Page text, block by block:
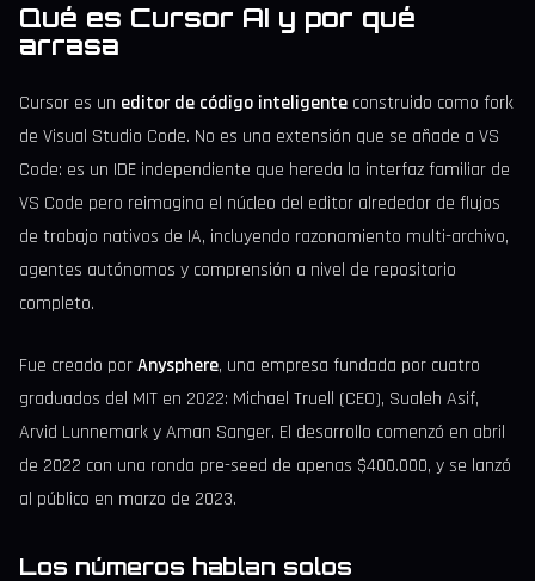
Qué es Cursor AI y por qué
arrasa
Cursor es un editor de código inteligente construido como fork
de Visual Studio Code. No es una extensión que se añade a VS
Code: es un IDE independiente que hereda la interfaz familiar de
VS Code pero reimagina el núcleo del editor alrededor de flujos
de trabajo nativos de IA, incluyendo razonamiento multi-archivo,
agentes autónomos y comprensión a nivel de repositorio
completo.
Fue creado porAnysphere, una empresa fundada por cuatro
graduados del MIT en 2022: Michael Truell (CEO), Sualeh Asif,
Arvid Lunnemark y Aman Sanger. El desarrollo comenzó en abril
de 2022 con una ronda pre-seed de apenas $400.000, y se lanzó
al público en marzo de 2023.
Los números hablan solos